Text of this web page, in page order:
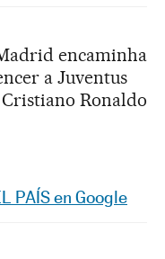
encaminha
a Juventus
Ronaldo
Sociales
PAÍS en Google